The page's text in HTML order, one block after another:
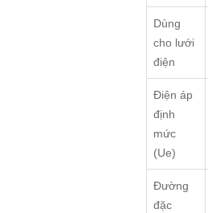
Dùng
cho lưới
điện
Điện áp
định
mức
(Ue)
Đường
đặc